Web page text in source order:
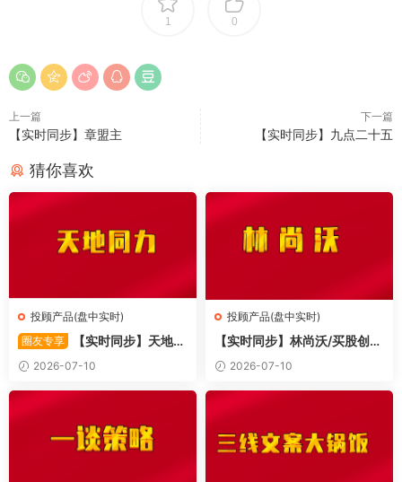
1 0
上一篇
【实时同步】章盟主
下一篇
【实时同步】九点二十五
猜你喜欢
投顾产品(盘中实时)
圈友专享
【实时同步】天地同
力 2026-07-10
投顾产品(盘中实时)
【实时同步】林尚沃/买股创
业/北伐创业板
2026-07-10